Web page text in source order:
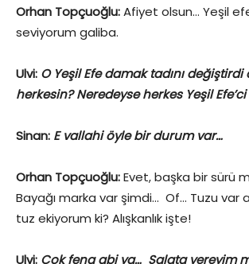
Orhan Topçuoğlu:Afiyet olsun… Yeşil
seviyorum galiba.
Ulvi: O Yeşil Efe damak tadını
herkesin? Neredeyse herkes Yeşil
Sinan: E vallahi öyle bir durum var…
Orhan Topçuoğlu:Evet, başka bir sürü
Bayağı marka var şimdi… Of… Tuzu var
tuz ekiyorum ki? Alışkanlık işte!
Ulvi: Çok fena abi ya… Salata vereyim